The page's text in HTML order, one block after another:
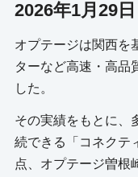
BBIXとオプテージ、
据えて協業を拡大 ～
オプテージ曽根崎デ
を締結
2025年10月1日
2026年1月29
オプテージは関西を
ターなど高速・高品
した。
その実績をもとに、
続できる「コネクテ
点、オプテージ曽根